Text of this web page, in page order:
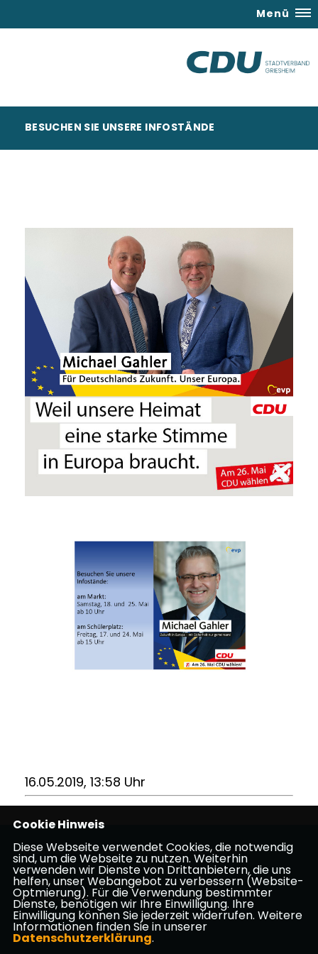
Menü
BESUCHEN SIE UNSERE INFOSTÄNDE
16.05.2019, 13:58 Uhr
Webseite des CDU Stadtverbandes Griesheim
Impressum Datenschutz
Kontakt
Mitgliederbereich
CDU Hessen
Cookie Hinweis
Diese Webseite verwendet Cookies, die notwendig
sind, um die Webseite zu nutzen. Weiterhin
verwenden wir Dienste von Drittanbietern, die uns
helfen, unser Webangebot zu verbessern (Website-
Optmierung). Für die Verwendung bestimmter
Dienste, benötigen wir Ihre Einwilligung. Ihre
Einwilligung können Sie jederzeit widerrufen. Weitere
Informationen finden Sie in unserer
Datenschutzerklärung.